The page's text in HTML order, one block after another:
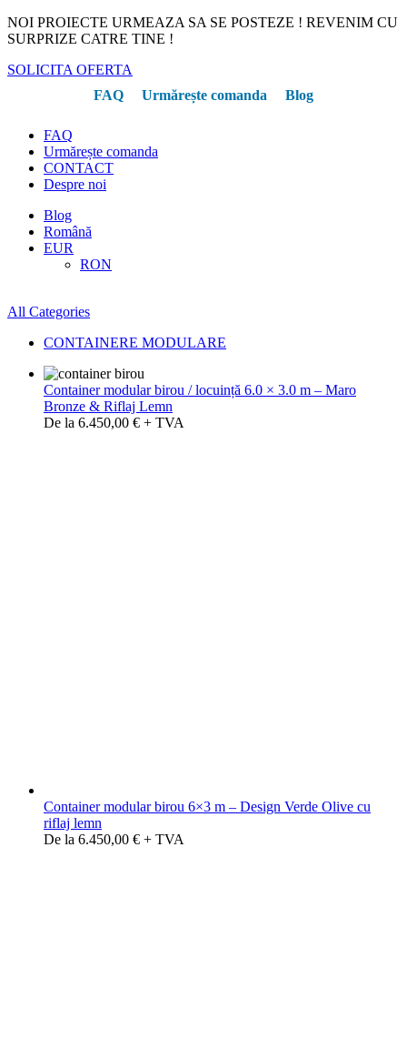
NOI PROIECTE URMEAZA SA SE POSTEZE ! REVENIM CU
SURPRIZE CATRE TINE !
SOLICITA OFERTA
FAQ
Urmărește comanda Blog
FAQ
Urmărește comanda
CONTACT
Despre noi
Blog
Română
EUR
RON
All Categories
CONTAINERE MODULARE
Container modular birou / locuință 6.0 × 3.0 m – Maro
Bronze & Riflaj Lemn
De la 6.450,00 € + TVA
Container modular birou 6×3 m – Design Verde Olive cu
riflaj lemn
De la 6.450,00 € + TVA